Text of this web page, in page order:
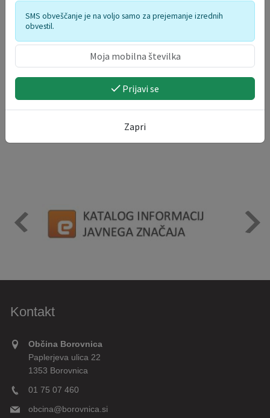
avgust 2026
po
27 28 29 30 31 1
2
17
18 19 20 21 22
23
Kontakt
Občina Borovnica
Paplerjeva ulica 22
1353 Borovnica
01 75 07 460
obcina@borovnica.si
SMS obveščanje je na voljo samo za prejemanje izrednih
obvestil.
Prijavi se
Zapri